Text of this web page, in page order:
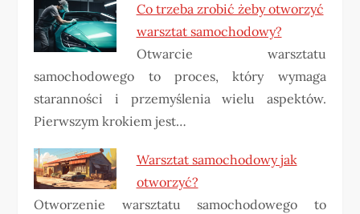
Co trzeba zrobić żeby otworzyć
warsztat samochodowy?
Otwarcie warsztatu
samochodowego to proces, który wymaga
staranności i przemyślenia wielu aspektów.
Pierwszym krokiem jest…
Warsztat samochodowy jak
otworzyć?
Otworzenie warsztatu samochodowego to